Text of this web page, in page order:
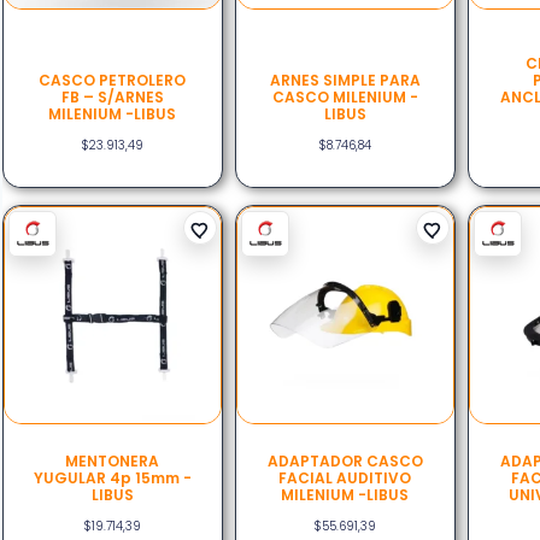
CASCO PETROLERO
FB – S/ARNES
MILENIUM -LIBUS
$23.913,49
ARNES SIMPLE PARA
CASCO MILENIUM -
LIBUS
$8.746,84
MENTONERA
YUGULAR 4p 15mm -
LIBUS
$19.714,39
ADAPTADOR CASCO
FACIAL AUDITIVO
MILENIUM -LIBUS
$55.691,39